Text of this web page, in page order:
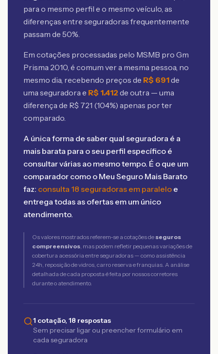
para o mesmo perfil e o mesmo veículo, as
diferenças entre seguradoras frequentemente
passam de 50%.
Em cotações processadas pelo MSMB pro Gm
Prisma 2010, é comum ver a mesma pessoa, no
mesmo dia, recebendo preços de R$ 691de
uma seguradora e R$ 1.412 de outra — uma
diferença de R$ 721 (104%) apenas por ter
comparado.
A única forma de saber qual seguradora é a
mais barata para o seu perfil específico é
consultar várias ao mesmo tempo. É o que um
comparador como o Meu Seguro Mais Barato
faz: consulta 18 seguradoras em paralelo e
entrega todas as ofertas em um único
atendimento.
Os valores mostrados referem-se a cotações de seguros
compreensivos, mas podem refletir pequenas variações de
cobertura acessória entre seguradoras — como assistência
24h, reposição de vidros, carro reserva e franquias. A análise
detalhada de cada proposta é feita por nossos corretores
durante o atendimento.
1 cotação, 18 respostas
Sem precisar ligar ou preencher formulário em
cada seguradora